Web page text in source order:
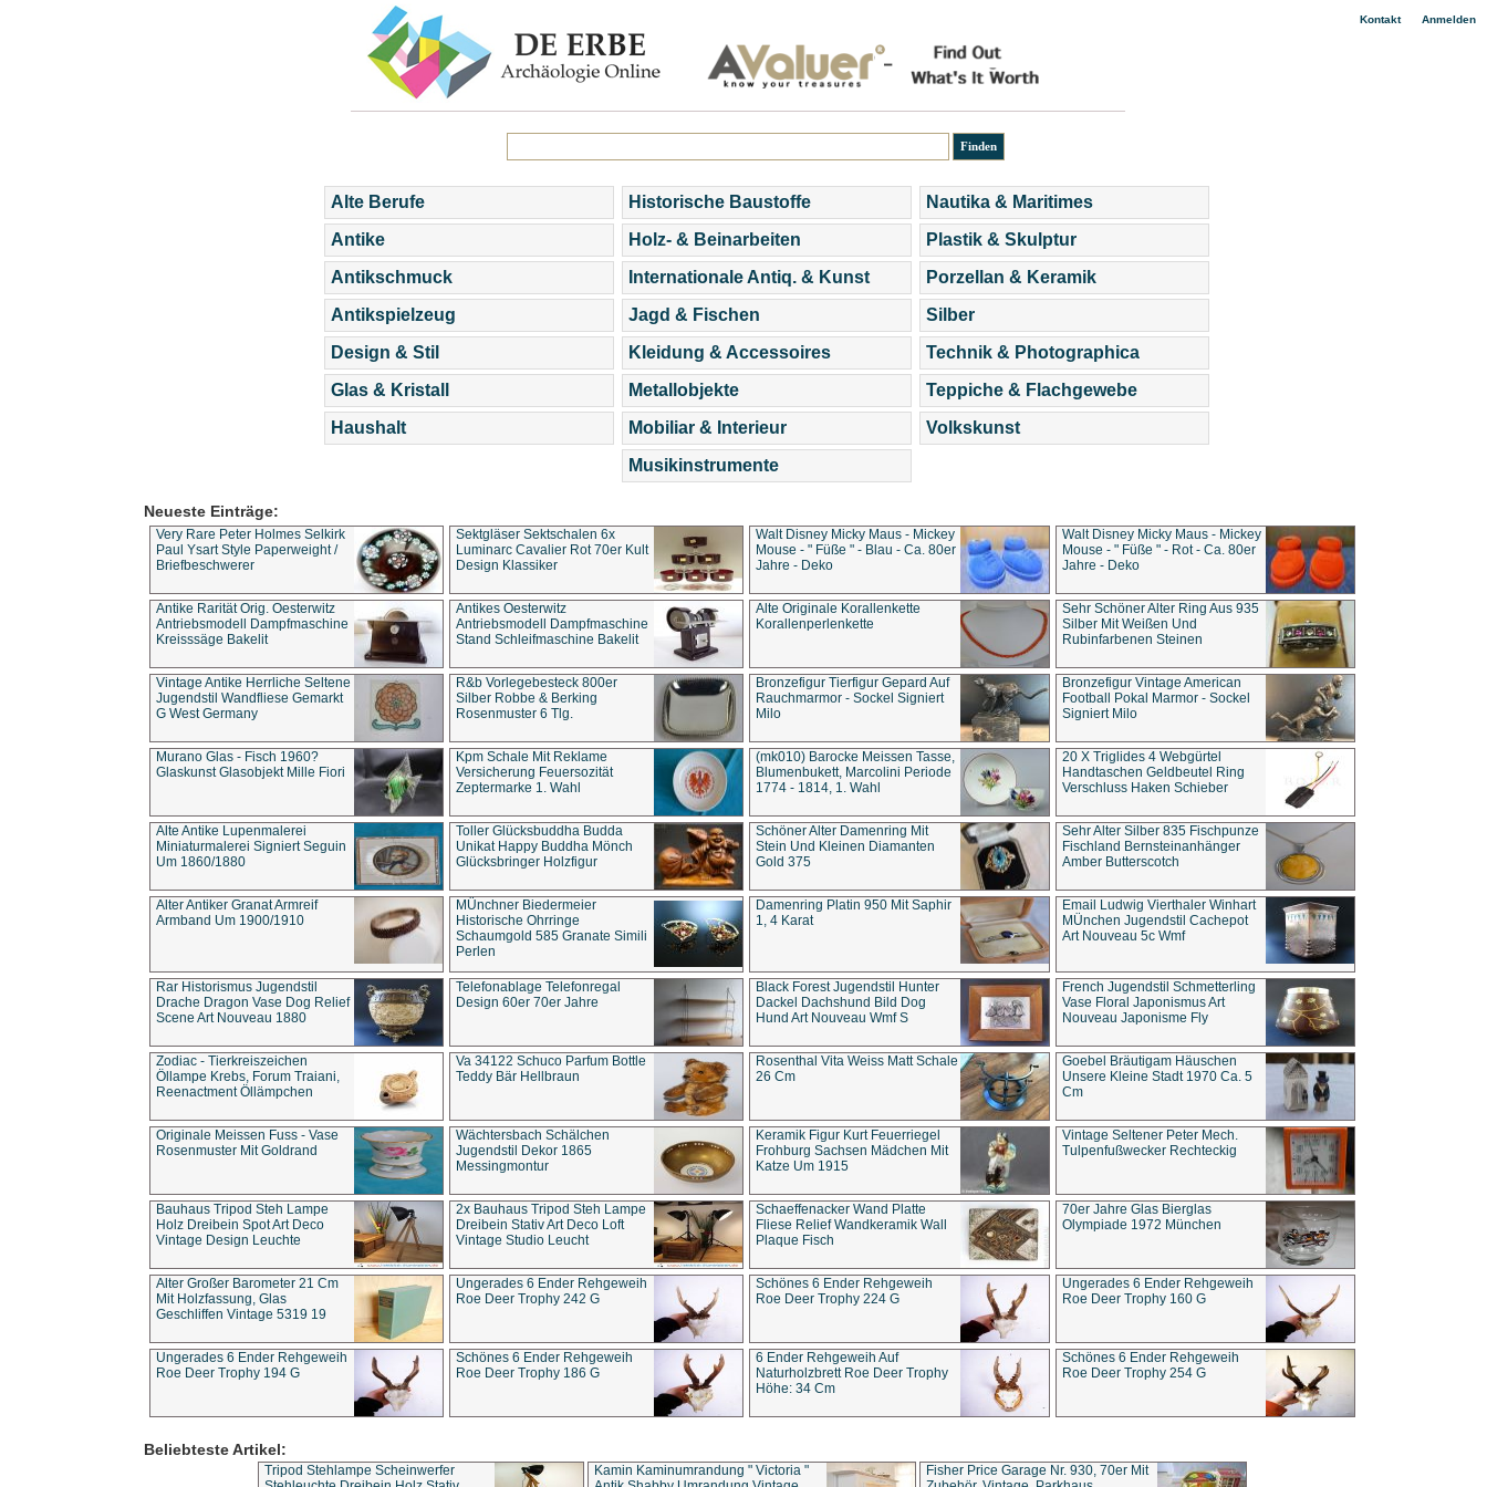
Kontakt| Anmelden
Alte Berufe
Antike
Antikschmuck
Antikspielzeug
Design & Stil
Glas & Kristall
Haushalt
Historische Baustoffe
Holz- & Beinarbeiten
Internationale Antiq. & Kunst
Jagd & Fischen
Kleidung & Accessoires
Metallobjekte
Mobiliar & Interieur
Musikinstrumente
Nautika & Maritimes
Plastik & Skulptur
Porzellan & Keramik
Silber
Technik & Photographica
Teppiche & Flachgewebe
Volkskunst
Neueste Einträge:
Very Rare Peter Holmes Selkirk
Paul Ysart Style Paperweight /
Briefbeschwerer
Sektgläser Sektschalen 6x
Luminarc Cavalier Rot 70er Kult
Design Klassiker
Walt Disney Micky Maus - Mickey
Mouse - " Füße " - Blau - Ca. 80er
Jahre - Deko
Walt Disney Micky Maus - Mickey
Mouse - " Füße " - Rot - Ca. 80er
Jahre - Deko
Antike Rarität Orig. Oesterwitz
Antriebsmodell Dampfmaschine
Kreisssäge Bakelit
Antikes Oesterwitz
Antriebsmodell Dampfmaschine
Stand Schleifmaschine Bakelit
Alte Originale Korallenkette
Korallenperlenkette
Sehr Schöner Alter Ring Aus 935
Silber Mit Weißen Und
Rubinfarbenen Steinen
Vintage Antike Herrliche Seltene
Jugendstil Wandfliese Gemarkt
G West Germany
R&b Vorlegebesteck 800er
Silber Robbe & Berking
Rosenmuster 6 Tlg.
Bronzefigur Tierfigur Gepard Auf
Rauchmarmor - Sockel Signiert
Milo
Bronzefigur Vintage American
Football Pokal Marmor - Sockel
Signiert Milo
Murano Glas - Fisch 1960?
Glaskunst Glasobjekt Mille Fiori
Kpm Schale Mit Reklame
Versicherung Feuersozität
Zeptermarke 1. Wahl
(mk010) Barocke Meissen Tasse,
Blumenbukett, Marcolini Periode
1774 - 1814, 1. Wahl
20 X Triglides 4 Webgürtel
Handtaschen Geldbeutel Ring
Verschluss Haken Schieber
Alte Antike Lupenmalerei
Miniaturmalerei Signiert Seguin
Um 1860/1880
Toller Glücksbuddha Budda
Unikat Happy Buddha Mönch
Glücksbringer Holzfigur
Schöner Alter Damenring Mit
Stein Und Kleinen Diamanten
Gold 375
Sehr Alter Silber 835 Fischpunze
Fischland Bernsteinanhänger
Amber Butterscotch
Alter Antiker Granat Armreif
Armband Um 1900/1910
MÜnchner Biedermeier
Historische Ohrringe
Schaumgold 585 Granate Simili
Perlen
Damenring Platin 950 Mit Saphir
1, 4 Karat
Email Ludwig Vierthaler Winhart
MÜnchen Jugendstil Cachepot
Art Nouveau 5c Wmf
Rar Historismus Jugendstil
Drache Dragon Vase Dog Relief
Scene Art Nouveau 1880
Telefonablage Telefonregal
Design 60er 70er Jahre
Black Forest Jugendstil Hunter
Dackel Dachshund Bild Dog
Hund Art Nouveau Wmf S
French Jugendstil Schmetterling
Vase Floral Japonismus Art
Nouveau Japonisme Fly
Zodiac - Tierkreiszeichen
Öllampe Krebs, Forum Traiani,
Reenactment Öllämpchen
Va 34122 Schuco Parfum Bottle
Teddy Bär Hellbraun
Rosenthal Vita Weiss Matt Schale
26 Cm
Goebel Bräutigam Häuschen
Unsere Kleine Stadt 1970 Ca. 5
Cm
Originale Meissen Fuss - Vase
Rosenmuster Mit Goldrand
Wächtersbach Schälchen
Jugendstil Dekor 1865
Messingmontur
Keramik Figur Kurt Feuerriegel
Frohburg Sachsen Mädchen Mit
Katze Um 1915
Vintage Seltener Peter Mech.
Tulpenfußwecker Rechteckig
Bauhaus Tripod Steh Lampe
Holz Dreibein Spot Art Deco
Vintage Design Leuchte
2x Bauhaus Tripod Steh Lampe
Dreibein Stativ Art Deco Loft
Vintage Studio Leucht
Schaeffenacker Wand Platte
Fliese Relief Wandkeramik Wall
Plaque Fisch
70er Jahre Glas Bierglas
Olympiade 1972 München
Alter Großer Barometer 21 Cm
Mit Holzfassung, Glas
Geschliffen Vintage 5319 19
Ungerades 6 Ender Rehgeweih
Roe Deer Trophy 242 G
Schönes 6 Ender Rehgeweih
Roe Deer Trophy 224 G
Ungerades 6 Ender Rehgeweih
Roe Deer Trophy 160 G
Ungerades 6 Ender Rehgeweih
Roe Deer Trophy 194 G
Schönes 6 Ender Rehgeweih
Roe Deer Trophy 186 G
6 Ender Rehgeweih Auf
Naturholzbrett Roe Deer Trophy
Höhe: 34 Cm
Schönes 6 Ender Rehgeweih
Roe Deer Trophy 254 G
Beliebteste Artikel:
Tripod Stehlampe Scheinwerfer
Kamin Kaminumrandung " Victoria "
Fisher Price Garage Nr. 930, 70er Mit